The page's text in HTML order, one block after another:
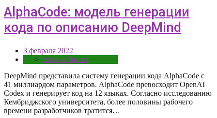
AlphaCode: модель генерации
кода по описанию DeepMind
3 февраля 2022
State-of-the-art
DeepMind представила систему генерации кода AlphaCode с
41 миллиардом параметров. AlphaCode превосходит OpenAI
Codex и генерирует код на 12 языках. Согласно исследованию
Кембриджского университета, более половины рабочего
времени разработчиков тратится…